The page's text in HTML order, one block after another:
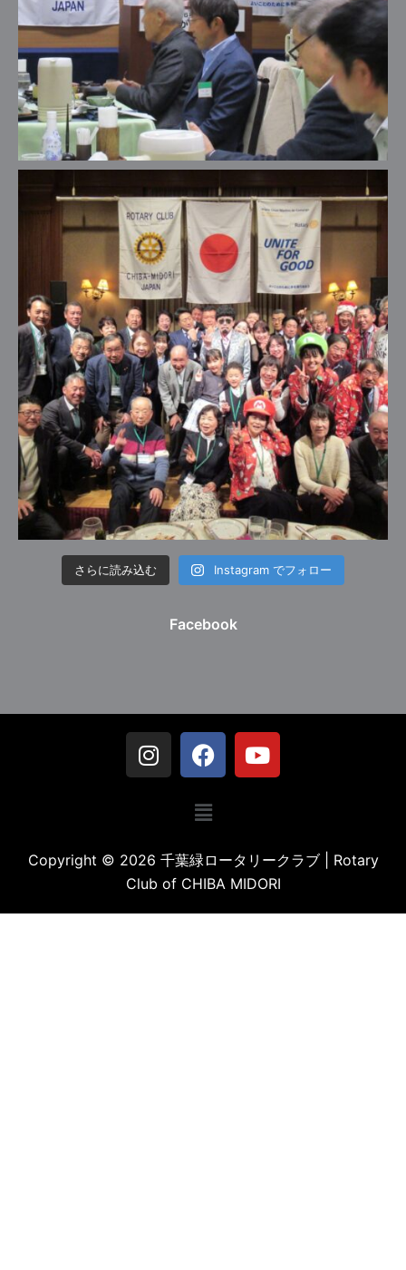
さらに読み込む Instagram でフォロー
Facebook
Copyright © 2026 千葉緑ロータリークラブ | Rotary
Club of CHIBA MIDORI